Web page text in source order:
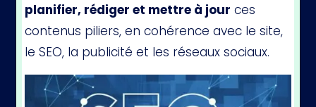
planifier, rédiger et mettre à jour ces
contenus piliers, en cohérence avec le site,
le SEO, la publicité et les réseaux sociaux.